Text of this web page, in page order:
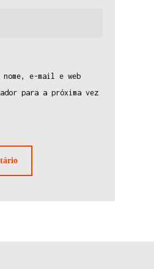
nome, e-mail e web
para a próxima vez